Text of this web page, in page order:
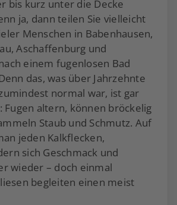
bis kurz unter die Decke
ja, dann teilen Sie vielleicht
Menschen in Babenhausen,
Aschaffenburg und
einem fugenlosen Bad
das, was über Jahrzehnte
normal war, ist gar
Fugen altern, können bröckelig
Staub und Schmutz. Auf
jeden Kalkflecken,
sich Geschmack und
wieder – doch einmal
begleiten einen meist